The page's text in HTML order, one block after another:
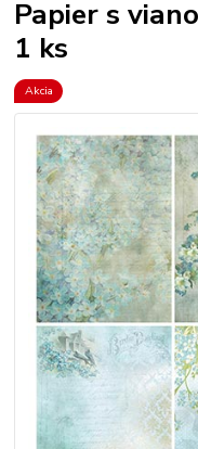
Papier s
1 ks
Akcia